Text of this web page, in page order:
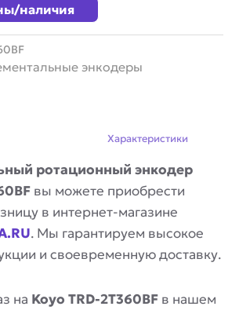
наличия
энкодеры
Характеристики
ротационный энкодер
вы можете приобрести
в интернет-магазине
. Мы гарантируем высокое
и своевременную доставку.
на Koyo TRD-2T360BF в нашем